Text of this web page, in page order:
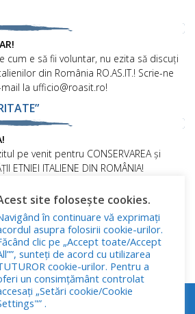
cum e să fii voluntar, nu ezita să discuți
din România RO.AS.IT.! Scrie-ne
la ufficio@roasit.ro!
pe venit pentru CONSERVAREA și
ETNIEI ITALIENE DIN ROMÂNIA!
Politica privind fișierele cookies
Caracter Personal
site folosește cookies.
în continuare vă exprimați
asupra folosirii cookie-urilor.
clic pe „Accept toate/Accept
sunteți de acord cu utilizarea
cookie-urilor. Pentru a
un consimțământ controlat
„Setări cookie/Cookie
.